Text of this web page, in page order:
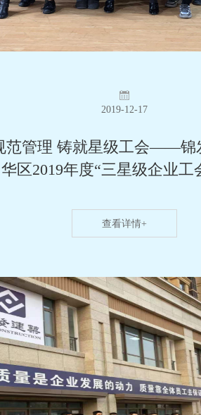
2019-12-17
范管理 铸就星级工会——锦
华区2019年度“三星级企业工
查看详情+